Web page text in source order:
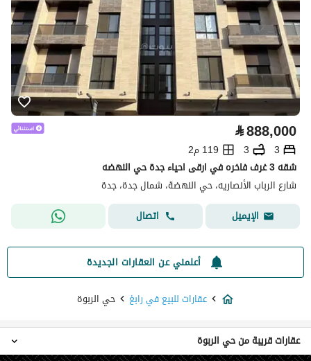
⃁888,000
3
3
119 م2
شقه 3 غرف فاخره في ارقى احياء جدة حي النهضه
شارع الرباب الأنصاريه، حي النهضة، شمال جدة، جدة
الإيميل
اتصال
أعلمني عن العقارات الجديدة
عقارات للبيع في رابغ
حي الربوة
عقارات قريبة من حي الربوة